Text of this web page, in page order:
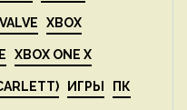
VALVE XBOX
XBOX ONE X
ИГРЫ ПК